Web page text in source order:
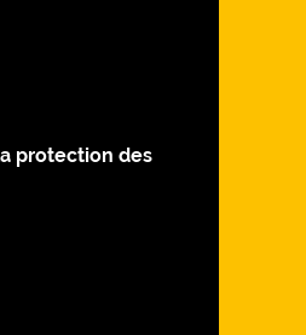
protection des